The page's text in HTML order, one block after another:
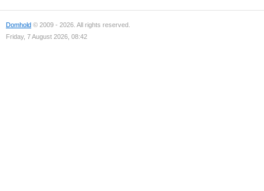
Domhold © 2009 - 2026. All rights reserved.
Friday, 7 August 2026, 08:42